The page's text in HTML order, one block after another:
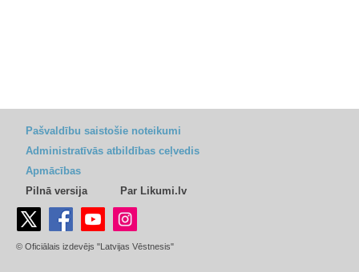
Pašvaldību saistošie noteikumi
Administratīvās atbildības ceļvedis
Apmācības
Pilnā versija
Par Likumi.lv
© Oficiālais izdevējs "Latvijas Vēstnesis"